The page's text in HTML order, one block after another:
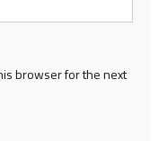
browser for the next